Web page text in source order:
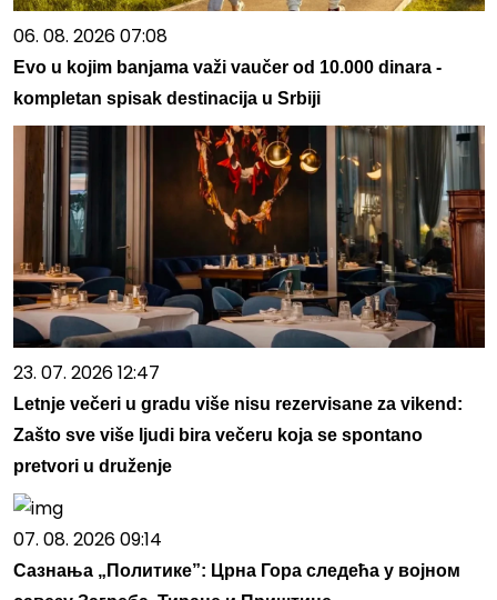
06. 08. 2026 07:08
Evo u kojim banjama važi vaučer od 10.000 dinara -
kompletan spisak destinacija u Srbiji
23. 07. 2026 12:47
Letnje večeri u gradu više nisu rezervisane za vikend:
Zašto sve više ljudi bira večeru koja se spontano
pretvori u druženje
07. 08. 2026 09:14
Сазнања „Политике”: Црна Гора следећа у војном